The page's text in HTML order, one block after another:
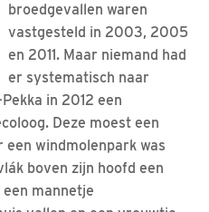
broedgevallen waren
vastgesteld in 2003, 2005
en 2011. Maar niemand had
er systematisch naar
in 2012 een
Deze moest een
windmolenpark was
boven zijn hoofd een
mannetje